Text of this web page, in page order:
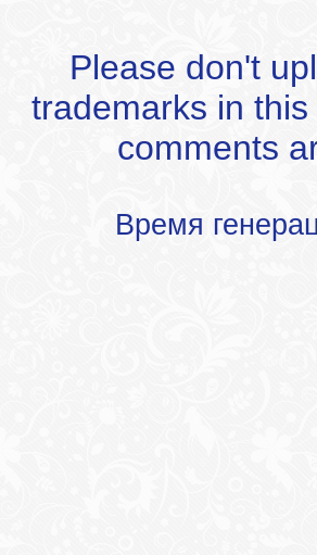
Please don't
trademarks in
comments
Время